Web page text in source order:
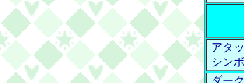
アタ
シン
ダー